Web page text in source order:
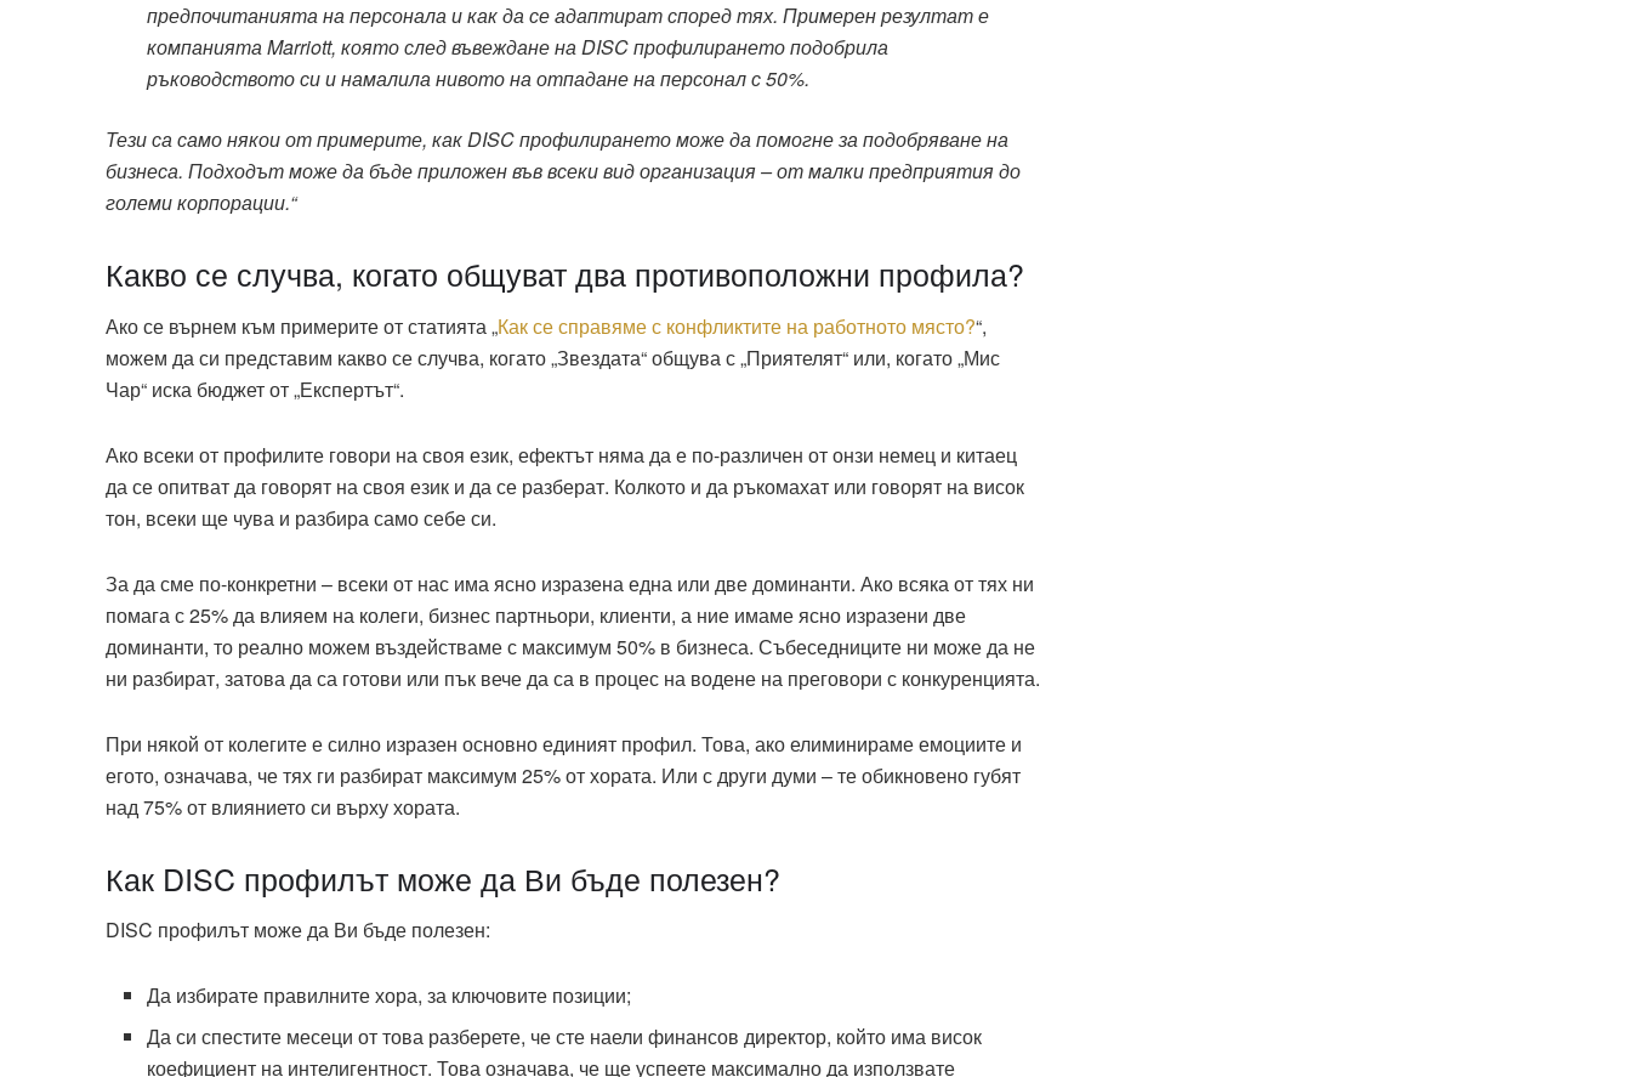
предпочитанията на персонала и как да се адаптират според тях. Примерен резултат е
компанията Marriott, която след въвеждане на DISC профилирането подобрила
ръководството си и намалила нивото на отпадане на персонал с 50%.
Тези са само някои от примерите, как DISC профилирането може да помогне за подобряване на
бизнеса. Подходът може да бъде приложен във всеки вид организация – от малки предприятия до
големи корпорации.“
Какво се случва, когато общуват два противоположни профила?
Ако се върнем към примерите от статията „Как се справяме с конфликтите на работното място?“,
можем да си представим какво се случва, когато „Звездата“ общува с „Приятелят“ или, когато „Мис
Чар“ иска бюджет от „Експертът“.
Ако всеки от профилите говори на своя език, ефектът няма да е по-различен от онзи немец и китаец
да се опитват да говорят на своя език и да се разберат. Колкото и да ръкомахат или говорят на висок
тон, всеки ще чува и разбира само себе си.
За да сме по-конкретни – всеки от нас има ясно изразена една или две доминанти. Ако всяка от тях ни
помага с 25% да влияем на колеги, бизнес партньори, клиенти, а ние имаме ясно изразени две
доминанти, то реално можем въздействаме с максимум 50% в бизнеса. Събеседниците ни може да не
ни разбират, затова да са готови или пък вече да са в процес на водене на преговори с конкуренцията.
При някой от колегите е силно изразен основно единият профил. Това, ако елиминираме емоциите и
егото, означава, че тях ги разбират максимум 25% от хората. Или с други думи – те обикновено губят
над 75% от влиянието си върху хората.
Как DISC профилът може да Ви бъде полезен?
DISC профилът може да Ви бъде полезен:
Да избирате правилните хора, за ключовите позиции;
Да си спестите месеци от това разберете, че сте наели финансов директор, който има висок
коефициент на интелигентност. Това означава, че ще успеете максимално да използвате